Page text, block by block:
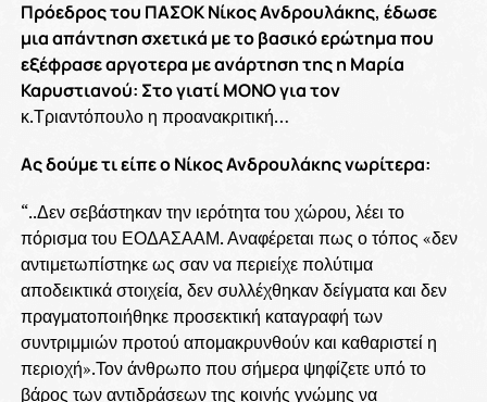
Πρόεδρος του ΠΑΣΟΚ Νίκος Ανδρουλάκης, έδωσε
μια απάντηση σχετικά με το βασικό ερώτημα που
εξέφρασε αργοτερα με ανάρτηση της η Μαρία
Καρυστιανού: Στο γιατί ΜΟΝΟ για τον
κ.Τριαντόπουλο η προανακριτική…
Ας δούμε τι είπε ο Νίκος Ανδρουλάκης νωρίτερα:
“..Δεν σεβάστηκαν την ιερότητα του χώρου, λέει το
πόρισμα του ΕΟΔΑΣΑΑΜ. Αναφέρεται πως ο τόπος «δεν
αντιμετωπίστηκε ως σαν να περιείχε πολύτιμα
αποδεικτικά στοιχεία, δεν συλλέχθηκαν δείγματα και δεν
πραγματοποιήθηκε προσεκτική καταγραφή των
συντριμμιών προτού απομακρυνθούν και καθαριστεί η
περιοχή».Τον άνθρωπο που σήμερα ψηφίζετε υπό το
βάρος των αντιδράσεων της κοινής γνώμης να